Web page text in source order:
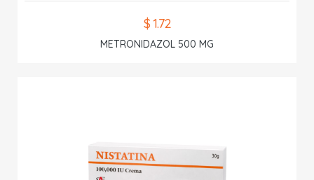
$ 1.72
METRONIDAZOL 500 MG